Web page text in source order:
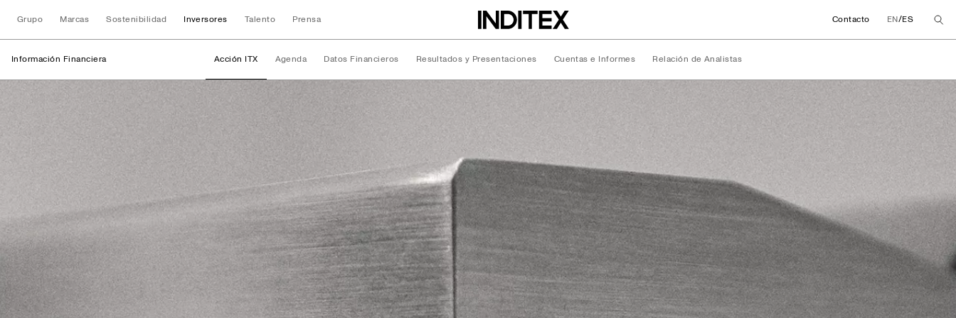
Grupo Marcas Sostenibilidad Inversores Talento Prensa Contacto EN/ES
Información Financiera Acción ITX Agenda Datos Financieros Resultados y Presentaciones Cuentas e Informes Relación de Analistas
Información Financiera